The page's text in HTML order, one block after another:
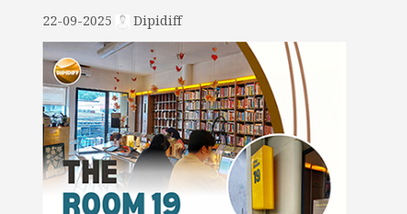
22-09-2025 Dipidiff